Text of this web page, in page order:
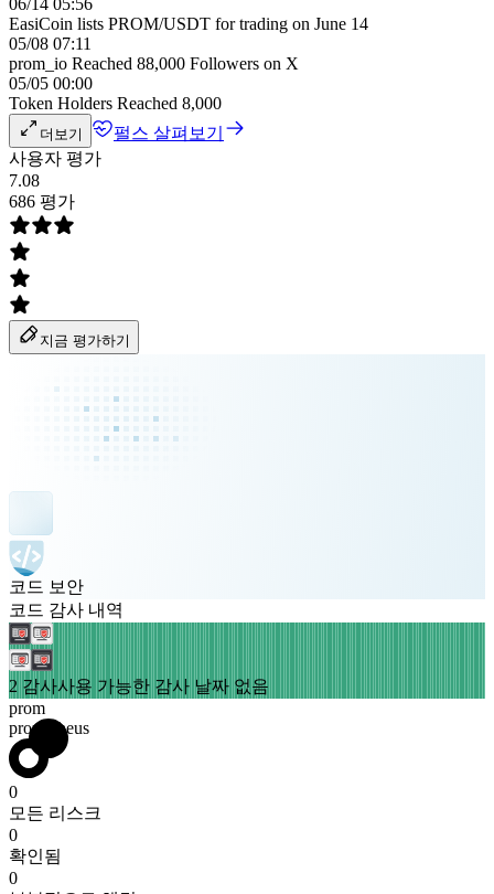
06/14 05:56
EasiCoin lists PROM/USDT for trading on June 14
05/08 07:11
prom_io Reached 88,000 Followers on X
05/05 00:00
Token Holders Reached 8,000
더보기
펄스 살펴보기
사용자 평가
7.08
686 평가
지금 평가하기
코드 보안
코드 감사 내역
2 감사사용 가능한 감사 날짜 없음
prom
prometheus
0
모든 리스크
0
확인됨
0